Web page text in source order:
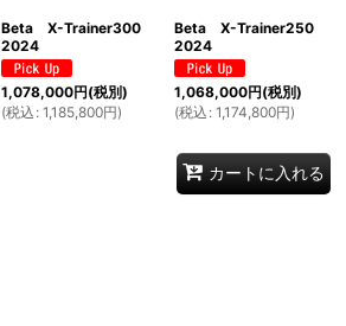
Beta X-Trainer300
2024
1,078,000円(税別)
(税込 : 1,185,800円)
Beta X-Trainer250
2024
1,068,000円(税別)
(税込 : 1,174,800円)
カートに入れる